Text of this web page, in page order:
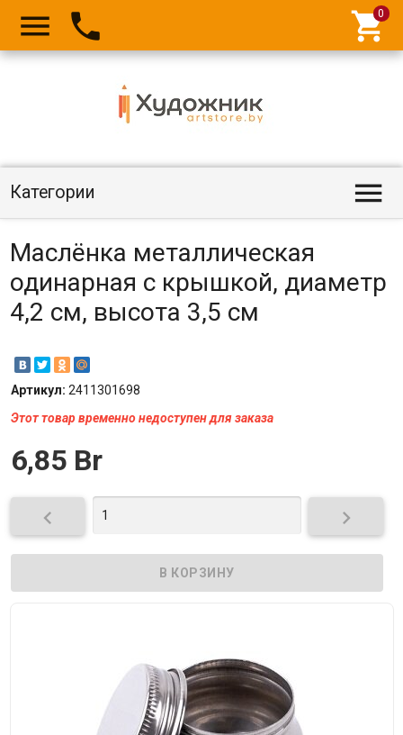
  
Категории 
Маслёнка металлическая
одинарная с крышкой, диаметр
4,2 см, высота 3,5 см
Артикул: 2411301698
Этот товар временно недоступен для заказа
6,85 Br
 